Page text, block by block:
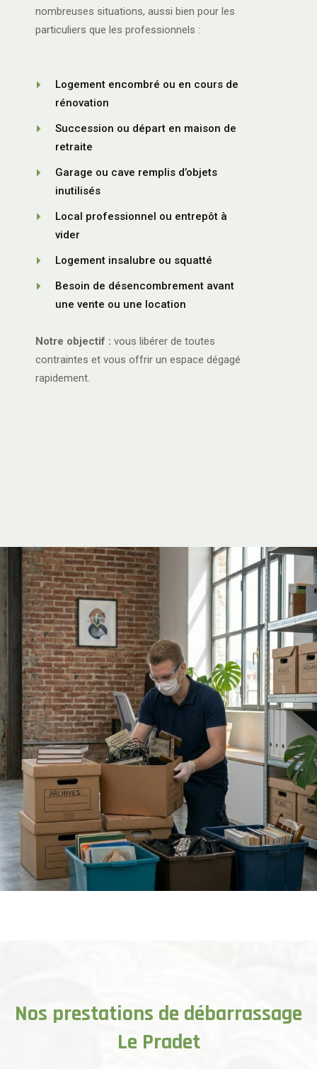
nombreuses situations, aussi bien pour les
particuliers que les professionnels :
Logement encombré ou en cours de
rénovation
Succession ou départ en maison de
retraite
Garage ou cave remplis d’objets
inutilisés
Local professionnel ou entrepôt à
vider
Logement insalubre ou squatté
Besoin de désencombrement avant
une vente ou une location
Notre objectif : vous libérer de toutes
contraintes et vous offrir un espace dégagé
rapidement.
Nos prestations de débarrassage
Le Pradet